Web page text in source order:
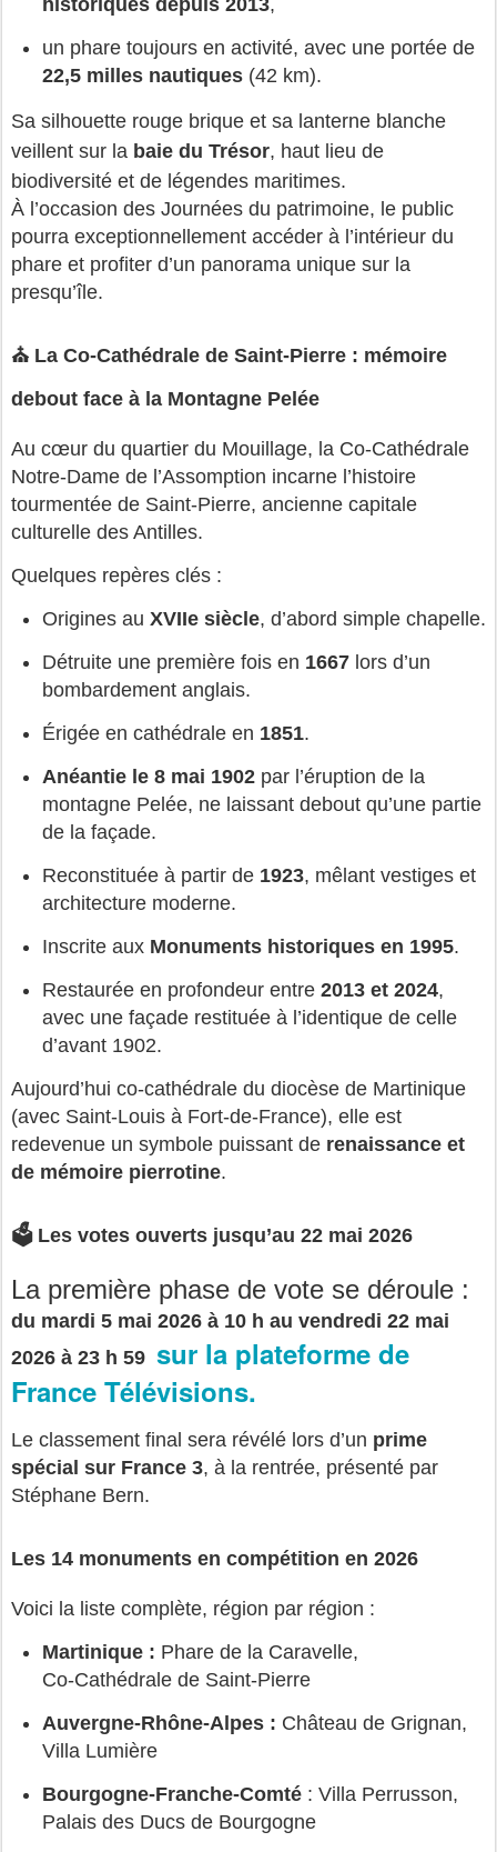
historiques depuis 2013,
22,5 milles nautiques (42 km).
Sa silhouette rouge brique et sa lanterne blanche
veillent sur la baie du Trésor, haut lieu de
biodiversité et de légendes maritimes.
À l’occasion des Journées du patrimoine, le public
pourra exceptionnellement accéder à l’intérieur du
phare et profiter d’un panorama unique sur la
presqu’île.
⛪ La Co‑Cathédrale de Saint‑Pierre : mémoire
debout face à la Montagne Pelée
Au cœur du quartier du Mouillage, la Co‑Cathédrale
Notre‑Dame de l’Assomption incarne l’histoire
tourmentée de Saint‑Pierre, ancienne capitale
culturelle des Antilles.
Quelques repères clés :
Origines au XVIIe siècle, d’abord simple chapelle.
Détruite une première fois en 1667 lors d’un
bombardement anglais.
Érigée en cathédrale en 1851.
Anéantie le 8 mai 1902 par l’éruption de la
montagne Pelée, ne laissant debout qu’une partie
de la façade.
Reconstituée à partir de 1923, mêlant vestiges et
architecture moderne.
Inscrite aux Monuments historiques en 1995.
Restaurée en profondeur entre 2013 et 2024,
avec une façade restituée à l’identique de celle
d’avant 1902.
Aujourd’hui co‑cathédrale du diocèse de Martinique
(avec Saint‑Louis à Fort‑de‑France), elle est
redevenue un symbole puissant de renaissance et
de mémoire pierrotine.
🗳️ Les votes ouverts jusqu’au 22 mai 2026
La première phase de vote se déroule :
du mardi 5 mai 2026 à 10 h au vendredi 22 mai
2026 à 23 h 59 sur la plateforme de
France Télévisions.
Le classement final sera révélé lors d’un prime
spécial sur France 3, à la rentrée, présenté par
Stéphane Bern.
Les 14 monuments en compétition en 2026
Voici la liste complète, région par région :
Martinique : Phare de la Caravelle
Co‑Cathédrale de Saint‑Pierre
Auvergne‑Rhône‑Alpes : Château de Grignan
Villa Lumière
Bourgogne‑Franche‑Comté : Villa Perrusson
Palais des Ducs de Bourgogne